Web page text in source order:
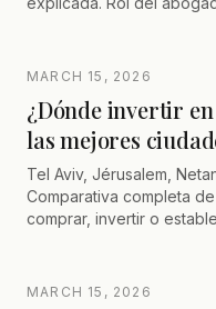
MARCH 15, 2026
¿Dónde invertir
las mejores
Tel Aviv, Jérusalem,
Comparativa completa
comprar, invertir o
MARCH 15, 2026